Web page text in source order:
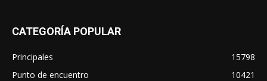
CATEGORÍA POPULAR
Principales
15798
Punto de encuentro
10421